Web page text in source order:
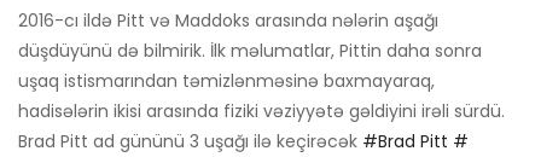
2016-cı ildə Pitt və Maddoks arasında nələrin aşağı
düşdüyünü də bilmirik. İlk məlumatlar, Pittin daha sonra
uşaq istismarından təmizlənməsinə baxmayaraq,
hadisələrin ikisi arasında fiziki vəziyyətə gəldiyini irəli sürdü.
Brad Pitt ad gününü 3 uşağı ilə keçirəcək #Brad Pitt #